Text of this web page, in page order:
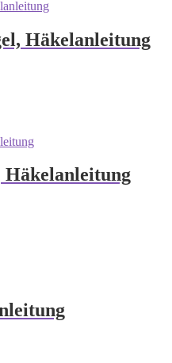
Häkelanleitung
Häkelanleitung